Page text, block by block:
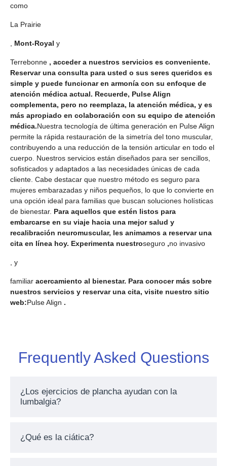
como
La Prairie
, Mont-Royal y
Terrebonne , acceder a nuestros servicios es conveniente.
Reservar una consulta para usted o sus seres queridos es
simple y puede funcionar en armonía con su enfoque de
atención médica actual. Recuerde, Pulse Align
complementa, pero no reemplaza, la atención médica, y es
más apropiado en colaboración con su equipo de atención
médica.Nuestra tecnología de última generación en Pulse Align
permite la rápida restauración de la simetría del tono muscular,
contribuyendo a una reducción de la tensión articular en todo el
cuerpo. Nuestros servicios están diseñados para ser sencillos,
sofisticados y adaptados a las necesidades únicas de cada
cliente. Cabe destacar que nuestro método es seguro para
mujeres embarazadas y niños pequeños, lo que lo convierte en
una opción ideal para familias que buscan soluciones holísticas
de bienestar. Para aquellos que estén listos para
embarcarse en su viaje hacia una mejor salud y
recalibración neuromuscular, les animamos a reservar una
cita en línea hoy. Experimenta nuestroseguro ,no invasivo
, y
familiar acercamiento al bienestar. Para conocer más sobre
nuestros servicios y reservar una cita, visite nuestro sitio
web:Pulse Align .
Frequently Asked Questions
¿Los ejercicios de plancha ayudan con la
lumbalgia?
¿Qué es la ciática?